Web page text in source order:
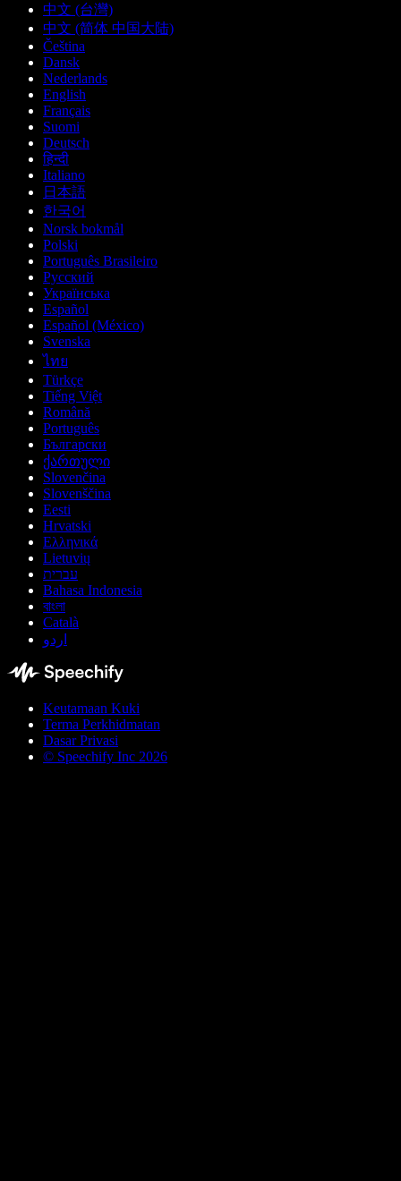
中文 (台灣)
中文 (简体 中国大陆)
Čeština
Dansk
Nederlands
English
Français
Suomi
Deutsch
हिन्दी
Italiano
日本語
한국어
Norsk bokmål
Polski
Português Brasileiro
Русский
Українська
Español
Español (México)
Svenska
ไทย
Türkçe
Tiếng Việt
Română
Português
Български
ქართული
Slovenčina
Slovenščina
Eesti
Hrvatski
Ελληνικά
Lietuvių
עברית
Bahasa Indonesia
বাংলা
Català
اردو
Keutamaan Kuki
Terma Perkhidmatan
Dasar Privasi
© Speechify Inc 2026